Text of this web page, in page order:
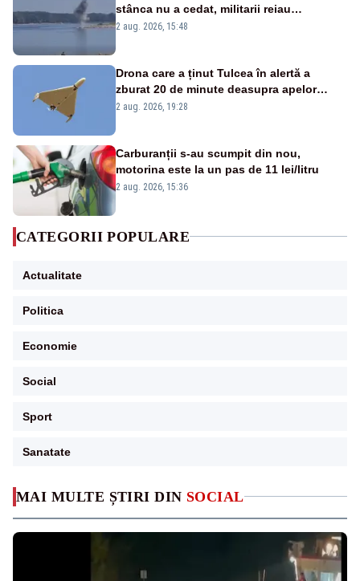
MAI MULTE ȘTIRI DIN SOCIAL
stânca nu a cedat, militarii reiau
detonările luni – VIDEO
2 aug. 2026, 15:48
Drona care a ținut Tulcea în alertă a
zburat 20 de minute deasupra apelor
României. Au fost ridicate două F-16
2 aug. 2026, 19:28
Carburanții s-au scumpit din nou,
motorina este la un pas de 11 lei/litru
2 aug. 2026, 15:36
CATEGORII POPULARE
Actualitate
Politica
Economie
Social
Sport
Sanatate